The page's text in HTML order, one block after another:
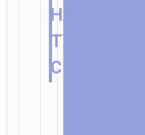
НА
TYPE-
C